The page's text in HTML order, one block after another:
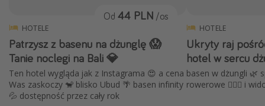
HOTELE
Patrzysz z basenu na dżunglę 😱
Tanie noclegi na Bali 💎
Ten hotel wygląda jak z Instagrama 😍 a cena
Was zaskoczy 🐒 blisko Ubud 🌴 basen infinity
💦 dostępność przez cały rok
Od 44 PLN /os
HOTELE
Ukryty raj
hotel w sercu
basen w dżungli 🌿
rowerowe 🚴🏻‍♀️ i